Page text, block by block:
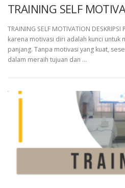
TRAINING SELF
TRAINING SELF MOTIVATION
karena motivasi diri adalah kunci untuk
panjang. Tanpa motivasi yang kuat,
dalam meraih tujuan dan …